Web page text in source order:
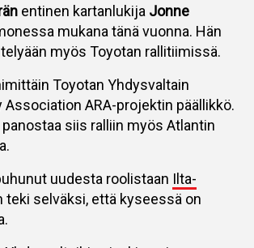
entinen kartanlukija Jonne
mukana tänä vuonna. Hän
myös Toyotan rallitiimissä.
Toyotan Yhdysvaltain
Association ARA-projektin päällikkö.
siis ralliin myös Atlantin
uudesta roolistaan Ilta-
teki selväksi, että kyseessä on